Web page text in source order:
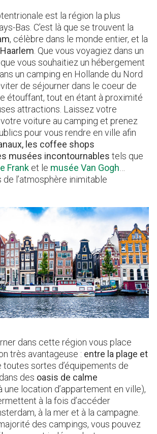
est la région la plus
Bas. C’est là que se trouvent la
, célèbre dans le monde entier, et la
Haarlem . Que vous voyagiez dans un
vous souhaitiez un hébergement
un camping en Hollande du Nord
de séjourner dans le coeur de
étouffant, tout en étant à proximité
attractions. Laissez votre
voiture au camping et prenez
pour vous rendre en ville afin
les coffee shops
musées incontournables tels que
Frank et le musée Van Gogh
l’atmosphère inimitable
dans cette région vous place
très avantageuse : entre la plage et
toutes sortes d’équipements de
des oasis de calme
une location d’appartement en ville),
à la fois d’accéder
à la mer et à la campagne.
des campings, vous pouvez